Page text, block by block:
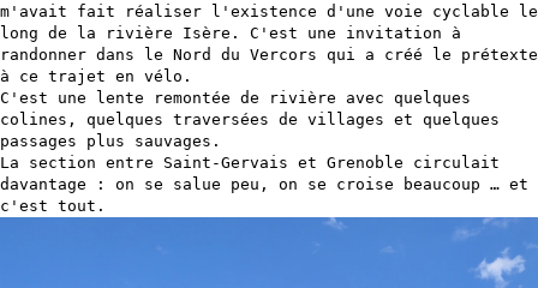
m'avait fait réaliser l'existence d'une voie cyclable le
long de la rivière Isère. C'est une invitation à
randonner dans le Nord du Vercors qui a créé le prétexte
à ce trajet en vélo.
C'est une lente remontée de rivière avec quelques
colines, quelques traversées de villages et quelques
passages plus sauvages.
La section entre Saint-Gervais et Grenoble circulait
davantage : on se salue peu, on se croise beaucoup … et
c'est tout.